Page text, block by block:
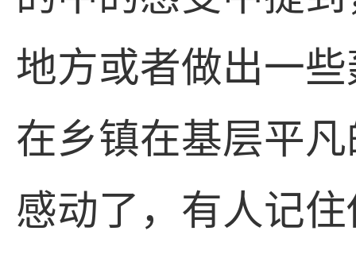
地方或者做出一
在乡镇在基层平
感动了，有人记